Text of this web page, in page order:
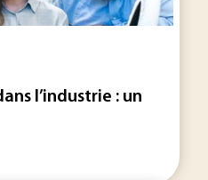
l’industrie : un